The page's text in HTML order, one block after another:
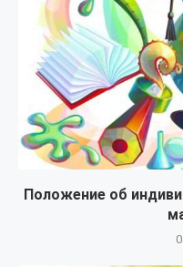
Положение об